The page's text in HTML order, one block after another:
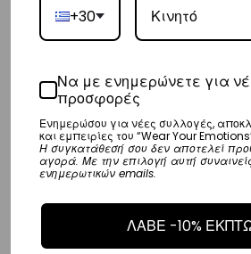
Shop
Emotions
Sports Club
Wholesale
Stores
Privacy
+30
Να με ενημερώνετε για
προσφορές
Ενημερώσου για νέες συλλογές,
και εμπειρίες του “Wear Your
Η συγκατάθεσή σου δεν αποτελεί
αγορά. Με την επιλογή αυτή
ενημερωτικών emails.
ΛΑΒΕ -10%